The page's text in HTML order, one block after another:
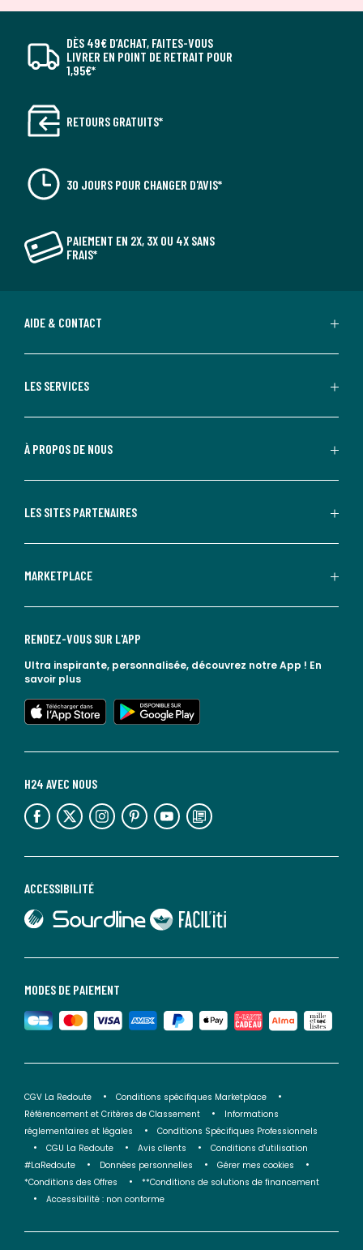
DÈS 49€ D’ACHAT, FAITES-VOUS
LIVRER EN POINT DE RETRAIT POUR
1,95€*
RETOURS GRATUITS*
30 JOURS POUR CHANGER D'AVIS*
PAIEMENT EN 2X, 3X OU 4X SANS
FRAIS*
AIDE & CONTACT
LES SERVICES
À PROPOS DE NOUS
LES SITES PARTENAIRES
MARKETPLACE
MODES DE PAIEMENT
ACCESSIBILITÉ
lien vers Sourdline
lien vers Faciliti
H24 AVEC NOUS
lien vers l'espace réseaux sociaux lien vers l'espace réseaux sociaux lien vers l'espace réseaux sociaux lien vers l'espace réseaux sociaux lien vers l'espace réseaux sociaux lien vers le blog la redoute
RENDEZ-VOUS SUR L'APP
Ultra inspirante, personnalisée, découvrez notre App ! En
savoir plus
lien vers l'app store
lien vers google play
CGV La Redoute
Conditions spécifiques Marketplace
Référencement et Critères de Classement
Informations
réglementaires et légales
Conditions Spécifiques Professionnels
CGU La Redoute
Avis clients
Conditions d'utilisation
#LaRedoute
Données personnelles
Gérer mes cookies
*Conditions des Offres
**Conditions de solutions de financement
Accessibilité : non conforme